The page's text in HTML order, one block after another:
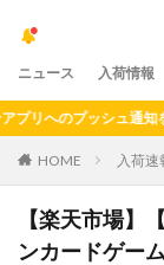
ニュース 入荷情報
のプッシュ通知を停止
HOME 入荷速
【楽天市場】
ンカードゲー